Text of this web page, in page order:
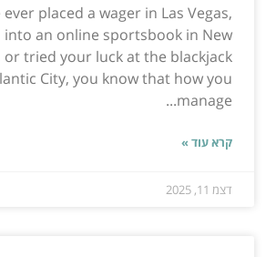
placed a wager in Las Vegas,
into an online sportsbook in New
or tried your luck at the blackjack
City, you know that how you
manage...
קרא עוד »
דצמ 11, 2025